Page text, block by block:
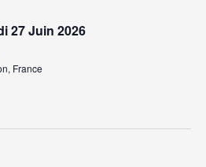
27 Juin 2026
France